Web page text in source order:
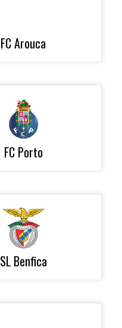
FC Arouca
FC Porto
SL Benfica